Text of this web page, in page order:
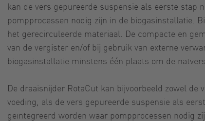
kan de vers gepureerde suspensie als eerste stap
pompprocessen nodig zijn in de biogasinstallatie.
het gerecirculeerde materiaal. De compacte en
van de vergister en/of bij gebruik van externe
biogasinstallatie minstens één plaats om de
De draaisnijder RotaCut kan bijvoorbeeld zowel
voeding, als de vers gepureerde suspensie als
geïntegreerd worden waar pompprocessen nodig